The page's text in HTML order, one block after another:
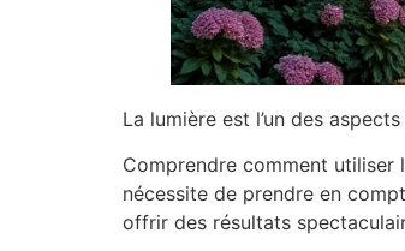
La lumière est l’un des
Comprendre comment
nécessite de prendre en
offrir des résultats